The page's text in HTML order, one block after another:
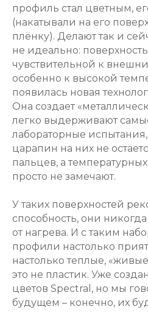
профиль стал цветным,
(накатывали на его
плёнку). Делают так и
не идеально: поверхность
чувствительной к
особенно к высокой
появилась новая
Она создает
легко выдерживают
лабораторные
царапин на них не
пальцев, а
просто не замечают.
У таких поверхностей
способность, они
от нагрева. И с таким
профили настолько
настолько теплые,
это не пластик. Уже
цветов Spectral, но мы
будущем – конечно, их